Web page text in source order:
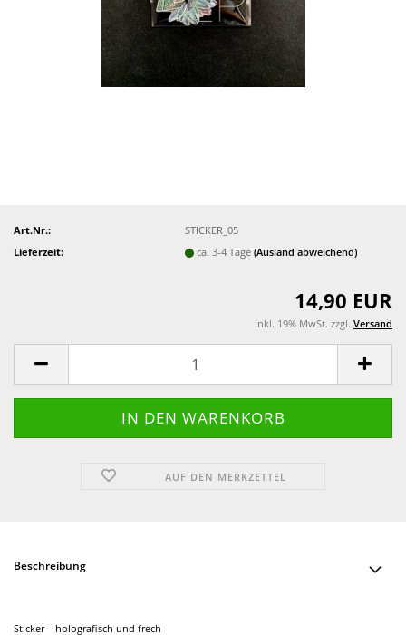
Art.Nr.:
STICKER_05
Lieferzeit:
ca. 3-4 Tage(Ausland abweichend)
14,90 EUR
inkl. 19% MwSt. zzgl. Versand
AUF DEN MERKZETTEL
Beschreibung
Sticker – holografisch und frech